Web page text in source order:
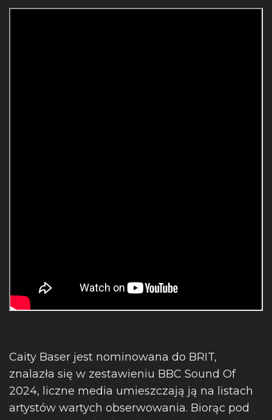
Caity Baser jest nominowana do BRIT,
znalazła się w zestawieniu BBC Sound Of
2024, liczne media umieszczają ją na listach
artystów wartych obserwowania. Biorąc pod